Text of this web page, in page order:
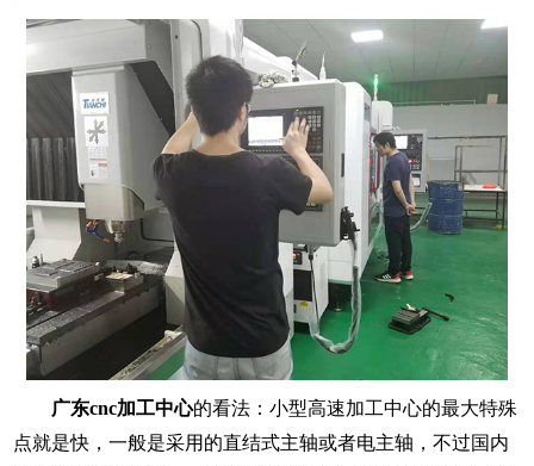
广东cnc加工中心的看法：小型高速加工中心的最大特殊
点就是快，一般是采用的直结式主轴或者电主轴，不过国内